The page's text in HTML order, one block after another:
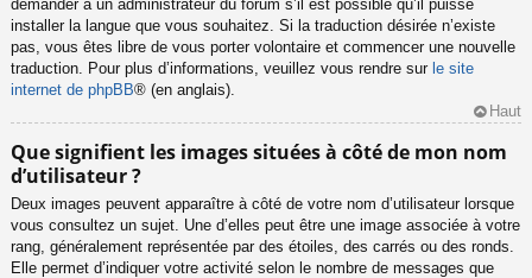
demander à un administrateur du forum s’il est possible qu’il puisse
installer la langue que vous souhaitez. Si la traduction désirée n’existe
pas, vous êtes libre de vous porter volontaire et commencer une nouvelle
traduction. Pour plus d’informations, veuillez vous rendre sur le site
internet de phpBB® (en anglais).
Haut
Que signifient les images situées à côté de mon nom
d’utilisateur ?
Deux images peuvent apparaître à côté de votre nom d’utilisateur lorsque
vous consultez un sujet. Une d’elles peut être une image associée à votre
rang, généralement représentée par des étoiles, des carrés ou des ronds.
Elle permet d’indiquer votre activité selon le nombre de messages que